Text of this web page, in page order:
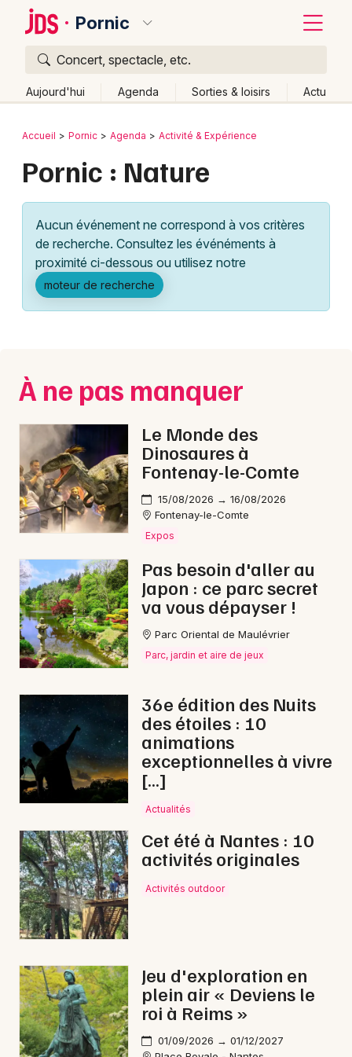
Pornic
Concert, spectacle, etc.
Aujourd'hui Agenda Sorties & loisirs Actu
Publier un événement
Grands événements
Activité & Expérience
Manifestations
Spectacles
Concerts
Sports
Soirées
Sorties famille
Expos
Sorties & loisirs
Nature en Loire-Atlantique
Newsletter des sorties
Actus à Pornic
Magazine à Pornic
Bordeaux
Lille
Lyon
Marseille
Nantes
Nice
Paris
Strasbourg
Toulouse
Retour
Accueil Pornic Agenda Activité & Expérience
Pornic : Nature
Aucun événement ne correspond à vos critères
de recherche. Consultez les événéments à
proximité ci-dessous ou utilisez notre
moteur de recherche
À ne pas manquer
Le Monde des
Dinosaures à
Fontenay-le-Comte
15/08/2026 → 16/08/2026
Fontenay-le-Comte
Expos
Pas besoin d'aller au
Japon : ce parc secret
va vous dépayser !
Parc Oriental de Maulévrier
Parc, jardin et aire de jeux
36e édition des Nuits
des étoiles : 10
animations
exceptionnelles à vivre
[…]
Actualités
Cet été à Nantes : 10
activités originales
Activités outdoor
Jeu d'exploration en
plein air « Deviens le
roi à Reims »
01/09/2026 → 01/12/2027
Quoi ?
Où ?
Pays de la Loire
Partout Près de moi
Quand ?
Ce week-end